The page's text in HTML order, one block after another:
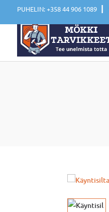
PUHELIN: +358 44 906 1089 |